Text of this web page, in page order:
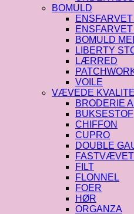
BOMULD
BOMULD
LIBERTY
LÆRRED
VOILE
VÆVEDE
BRODERIE
BUKSESTOF
CHIFFON
CUPRO
DOUBLE
FILT
FLONNEL
FOER
HØR
ORGANZA